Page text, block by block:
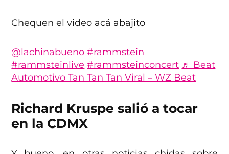
Chequen el video acá abajito
@lachinabueno #rammstein
#rammsteinlive #rammsteinconcert ♬ Beat
Automotivo Tan Tan Tan Viral – WZ Beat
Richard Kruspe salió a tocar
en la CDMX